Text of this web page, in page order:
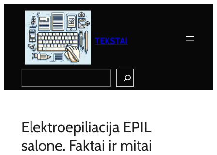
TEKSTAI
Elektroepiliacija EPIL
salone. Faktai ir mitai